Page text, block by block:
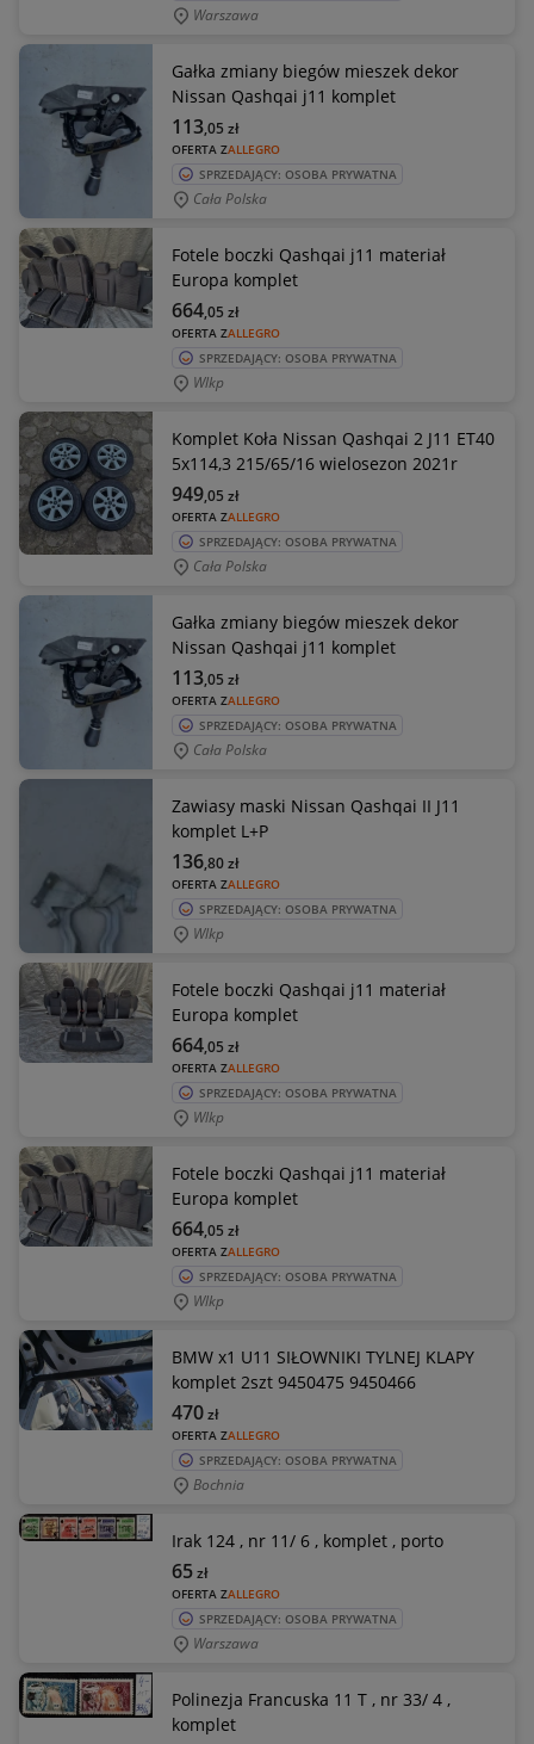
Warszawa
Gałka zmiany biegów mieszek dekor
Nissan Qashqai j11 komplet
OFERTA ZALLEGRO
113,05 zł
SPRZEDAJĄCY: OSOBA PRYWATNA
Cała Polska
Fotele boczki Qashqai j11 materiał
Europa komplet
OFERTA ZALLEGRO
664,05 zł
SPRZEDAJĄCY: OSOBA PRYWATNA
Wlkp
Komplet Koła Nissan Qashqai 2 J11 ET40
5x114,3 215/65/16 wielosezon 2021r
OFERTA ZALLEGRO
949,05 zł
SPRZEDAJĄCY: OSOBA PRYWATNA
Cała Polska
Gałka zmiany biegów mieszek dekor
Nissan Qashqai j11 komplet
OFERTA ZALLEGRO
113,05 zł
SPRZEDAJĄCY: OSOBA PRYWATNA
Cała Polska
Zawiasy maski Nissan Qashqai II J11
komplet L+P
OFERTA ZALLEGRO
136,80zł
SPRZEDAJĄCY: OSOBA PRYWATNA
Wlkp
Fotele boczki Qashqai j11 materiał
Europa komplet
OFERTA ZALLEGRO
664,05 zł
SPRZEDAJĄCY: OSOBA PRYWATNA
Wlkp
Fotele boczki Qashqai j11 materiał
Europa komplet
OFERTA ZALLEGRO
664,05 zł
SPRZEDAJĄCY: OSOBA PRYWATNA
Wlkp
BMW x1 U11 SIŁOWNIKI TYLNEJ KLAPY
komplet 2szt 9450475 9450466
OFERTA ZALLEGRO
470zł
SPRZEDAJĄCY: OSOBA PRYWATNA
Bochnia
Irak 124 , nr 11/ 6 , komplet , porto
OFERTA ZALLEGRO
65zł
SPRZEDAJĄCY: OSOBA PRYWATNA
Warszawa
Polinezja Francuska 11 T , nr 33/ 4 ,
komplet